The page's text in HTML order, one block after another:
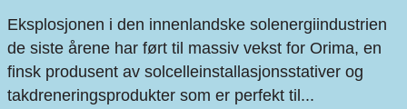
Eksplosjonen i den innenlandske solenergiindustrien
de siste årene har ført til massiv vekst for Orima, en
finsk produsent av solcelleinstallasjonsstativer og
takdreneringsprodukter som er perfekt til...